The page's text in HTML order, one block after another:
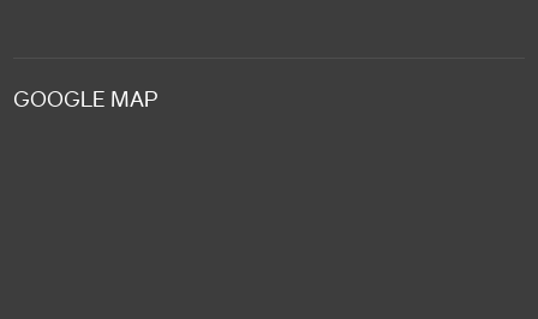
GOOGLE MAP